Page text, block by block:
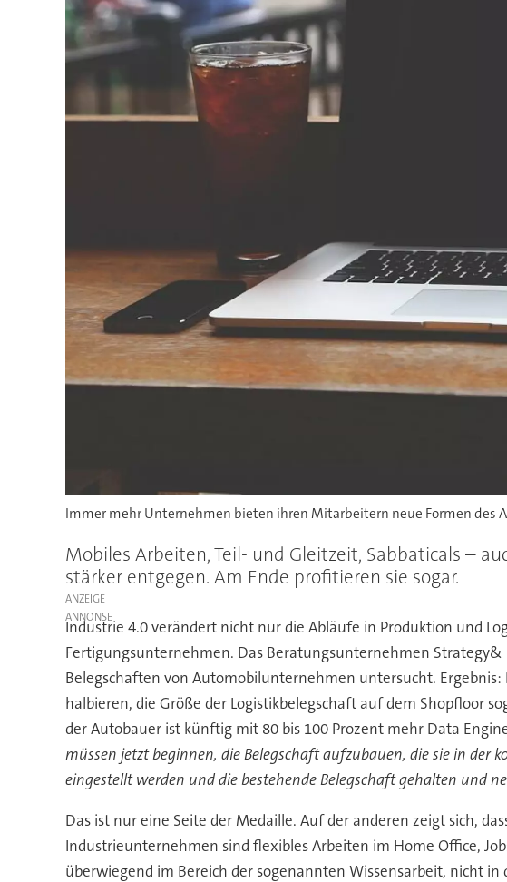
Immer mehr Unternehmen bieten ihren Mitarbeitern neue Formen des
Mobiles Arbeiten, Teil- und Gleitzeit, Sabbaticals –
stärker entgegen. Am Ende profitieren sie sogar.
ANZEIGE
Industrie 4.0 verändert nicht nur die Abläufe in Produktion und
Fertigungsunternehmen. Das Beratungsunternehmen
Belegschaften von Automobilunternehmen untersucht.
halbieren, die Größe der Logistikbelegschaft auf dem Shopfloor
der Autobauer ist künftig mit 80 bis 100 Prozent mehr Data
müssen jetzt beginnen, die Belegschaft aufzubauen, die sie in der
eingestellt werden und die bestehende Belegschaft gehalten und
Das ist nur eine Seite der Medaille. Auf der anderen zeigt sich,
Industrieunternehmen sind flexibles Arbeiten im Home Office,
überwiegend im Bereich der sogenannten Wissensarbeit, nicht